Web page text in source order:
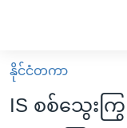
လွယ်ကူ
စေ
မူလစာမျက်နှာ
မြန်မာ
နိုင်ငံတကာ
IS စစ်သွေးကြွ